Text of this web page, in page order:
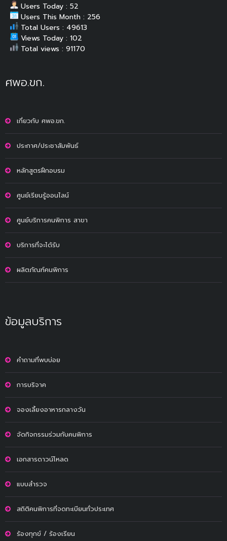
Users Today : 52
Users This Month : 256
Total Users : 49613
Views Today : 102
Total views : 91170
ศพอ.ขก.
เกี่ยวกับ ศพอ.ขก.
ประกาศ/ประชาสัมพันธ์
หลักสูตรฝึกอบรม
ศูนย์เรียนรู้ออนไลน์
ศูนย์บริการคนพิการ สาขา
บริการที่จะได้รับ
ผลิตภัณฑ์คนพิการ
ข้อมูลบริการ
คำถามที่พบบ่อย
การบริจาค
จองเลี้ยงอาหารกลางวัน
จัดกิจกรรมร่วมกับคนพิการ
เอกสารดาวน์โหลด
แบบสำรวจ
สถิติคนพิการที่จดทะเบียนทั่วประเทศ
ร้องทุกข์ / ร้องเรียน